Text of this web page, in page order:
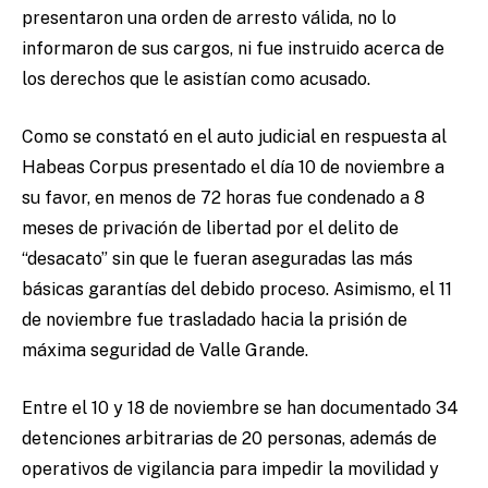
presentaron una orden de arresto válida, no lo
informaron de sus cargos, ni fue instruido acerca de
los derechos que le asistían como acusado.
Como se constató en el auto judicial en respuesta al
Habeas Corpus presentado el día 10 de noviembre a
su favor, en menos de 72 horas fue condenado a 8
meses de privación de libertad por el delito de
“desacato” sin que le fueran aseguradas las más
básicas garantías del debido proceso. Asimismo, el 11
de noviembre fue trasladado hacia la prisión de
máxima seguridad de Valle Grande.
Entre el 10 y 18 de noviembre se han documentado 34
detenciones arbitrarias de 20 personas, además de
operativos de vigilancia para impedir la movilidad y